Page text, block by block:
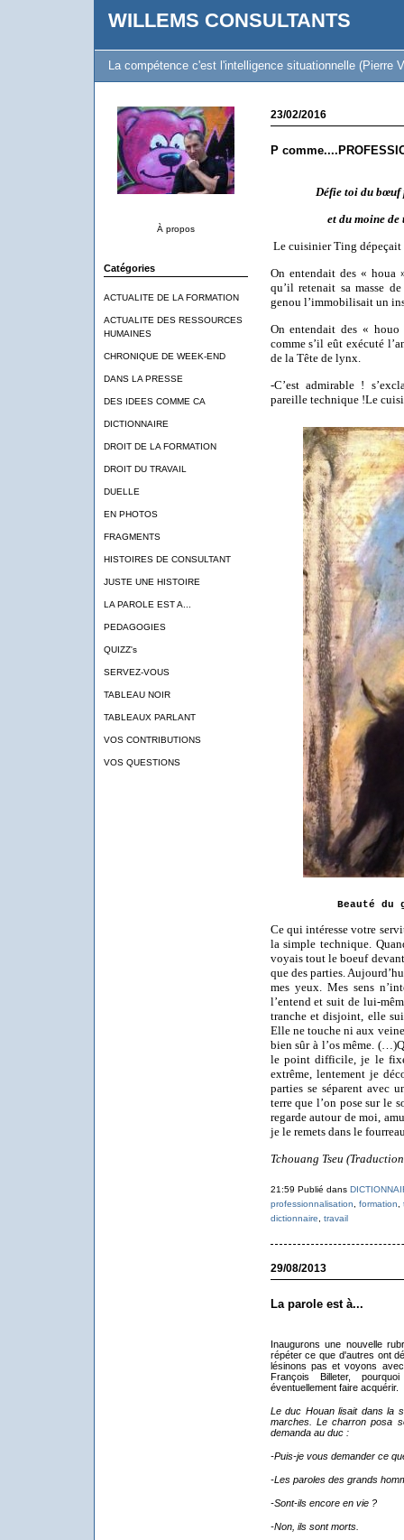
WILLEMS CONSULTANTS
La compétence c'est l'intelligence situationnelle (Pierre
À propos
Catégories
ACTUALITE DE LA FORMATION
ACTUALITE DES RESSOURCES
HUMAINES
CHRONIQUE DE WEEK-END
DANS LA PRESSE
DES IDEES COMME CA
DICTIONNAIRE
DROIT DE LA FORMATION
DROIT DU TRAVAIL
DUELLE
EN PHOTOS
FRAGMENTS
HISTOIRES DE CONSULTANT
JUSTE UNE HISTOIRE
LA PAROLE EST A...
PEDAGOGIES
QUIZZ's
SERVEZ-VOUS
TABLEAU NOIR
TABLEAUX PARLANT
VOS CONTRIBUTIONS
VOS QUESTIONS
23/02/2016
P
Défie toi du bœuf
et du moine de
Le cuisinier Ting
On entendait des « houa
qu’il retenait sa masse
genou l’immobilisait un
On entendait des « houo
comme s’il eût exécuté
de la Tête de lynx.
-C’est admirable !
pareille technique !Le
Beauté du
Ce qui intéresse votre
la simple technique.
voyais tout le boeuf
que des parties.
mes yeux. Mes sens
l’entend et suit de lui-
tranche et disjoint, elle
Elle ne touche ni aux
bien sûr à l’os même.
le point difficile, je le fixe
extrême, lentement je
parties se séparent avec
terre que l’on pose sur le
regarde autour de moi,
je le remets dans le
Tchouang Tseu
21:59 Publié dans
professionnalisation
formation
dictionnaire
travail
29/08/2013
La parole est à...
Inaugurons une nouvelle
répéter ce que d'autres ont
lésinons pas et voyons
François Billeter,
éventuellement faire acquérir.
Le duc Houan lisait dans la
marches. Le charron posa
demanda au duc :
-Puis-je vous demander ce
-Les paroles des grands
-Sont-ils encore en vie ?
-Non, ils sont morts.